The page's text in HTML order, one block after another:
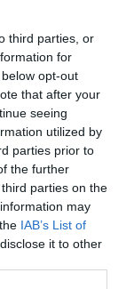
third parties, or
for
opt-out
that after your
seeing
utilized by
parties prior to
the further
parties on the
may
IAB’s List of
it to other